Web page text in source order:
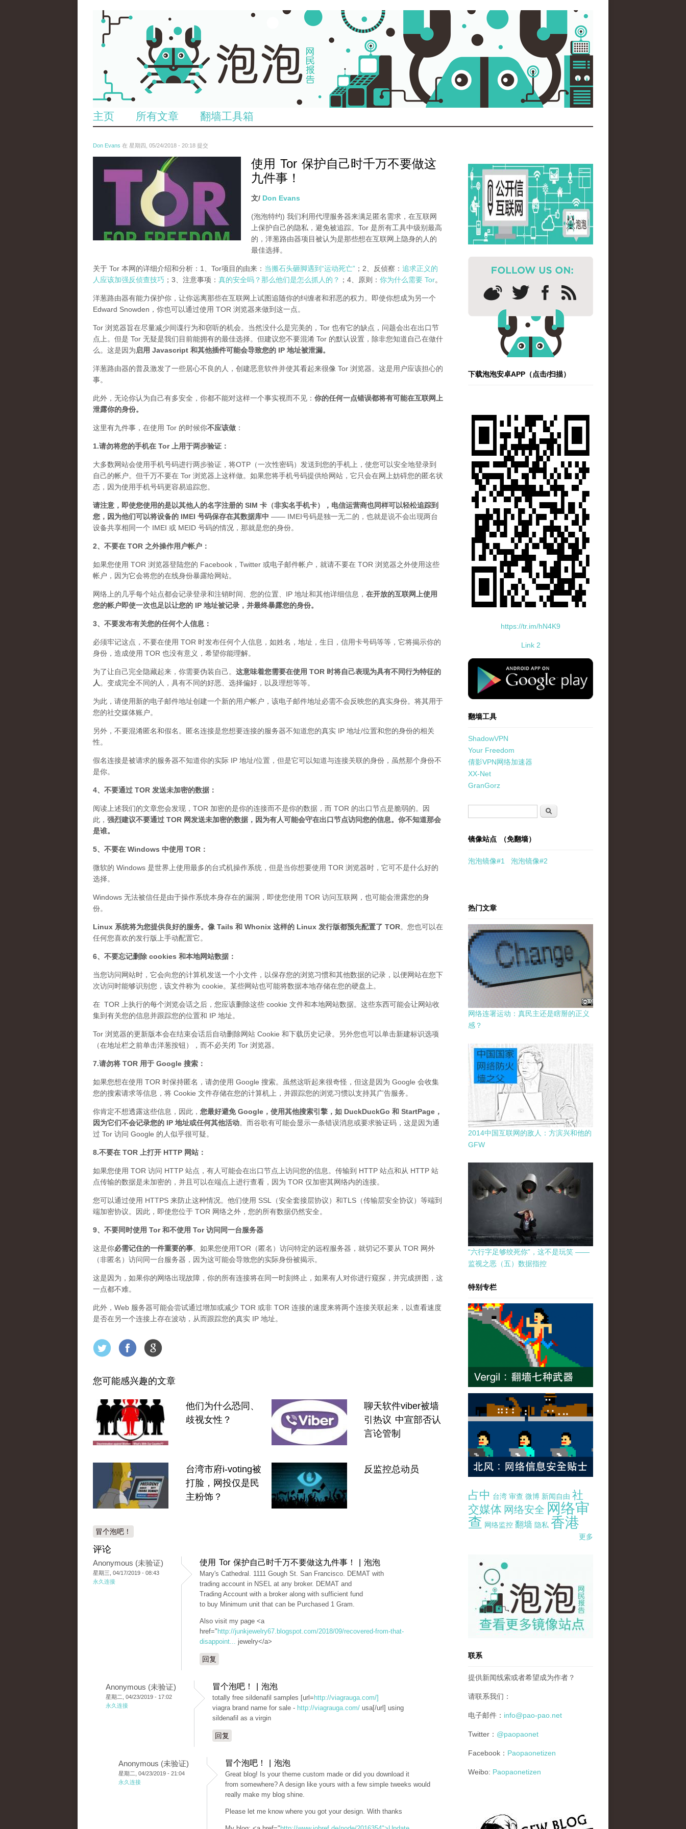
主页 所有文章 翻墙工具箱
Don Evans 在 星期四, 05/24/2018 - 20:18 提交
wechatimg1098.jpeg
使用 Tor 保护自己时千万不要做这
九件事！
文/ Don Evans
(泡泡特约) 我们利用代理服务器来满足匿名需求，在互联网
上保护自己的隐私，避免被追踪。Tor 是所有工具中级别最高
的，洋葱路由器项目被认为是那些想在互联网上隐身的人的
最佳选择。
关于 Tor 本网的详细介绍和分析：1、Tor项目的由来： 当搬石头砸脚遇到“运动死亡” ；2、反侦察： 追求正义的
人应该加强反侦查技巧 ；3、注意事项： 真的安全吗？那么他们是怎么抓人的？ ；4、原则： 你为什么需要 Tor。
洋葱路由器有能力保护你，让你远离那些在互联网上试图追随你的纠缠者和邪恶的权力。即使你想成为另一个
Edward Snowden，你也可以通过使用 TOR 浏览器来做到这一点。
Tor 浏览器旨在尽量减少间谍行为和窃听的机会。当然没什么是完美的，Tor 也有它的缺点，问题会出在出口节
点上。但是 Tor 无疑是我们目前能拥有的最佳选择。但建议您不要混淆 Tor 的默认设置，除非您知道自己在做什
么。这是因为启用 Javascript 和其他插件可能会导致您的 IP 地址被泄漏。
洋葱路由器的普及激发了一些居心不良的人，创建恶意软件并使其看起来很像 Tor 浏览器。这是用户应该担心的
事。
此外，无论你认为自己有多安全，你都不能对这样一个事实视而不见： 你的任何一点错误都将有可能在互联网上
泄露你的身份。
这里有九件事，在使用 Tor 的时候你不应该做 ：
1.请勿将您的手机在 Tor 上用于两步验证：
大多数网站会使用手机号码进行两步验证，将OTP（一次性密码）发送到您的手机上，使您可以安全地登录到
自己的帐户。但千万不要在 Tor 浏览器上这样做。如果您将手机号码提供给网站，它只会在网上妨碍您的匿名状
态，因为使用手机号码更容易追踪您。
请注意，即使您使用的是以其他人的名字注册的 SIM 卡（非实名手机卡），电信运营商也同样可以轻松追踪到
您，因为他们可以将设备的 IMEI 号码保存在其数据库中 —— IMEI号码是独一无二的，也就是说不会出现两台
设备共享相同一个 IMEI 或 MEID 号码的情况，那就是您的身份。
2、不要在 TOR 之外操作用户帐户：
如果您使用 TOR 浏览器登陆您的 Facebook，Twitter 或电子邮件帐户，就请不要在 TOR 浏览器之外使用这些
帐户，因为它会将您的在线身份暴露给网站。
网络上的几乎每个站点都会记录登录和注销时间、您的位置、IP 地址和其他详细信息， 在开放的互联网上使用
您的帐户即使一次也足以让您的 IP 地址被记录，并最终暴露您的身份。
3、不要发布有关您的任何个人信息：
必须牢记这点，不要在使用 TOR 时发布任何个人信息，如姓名，地址，生日，信用卡号码等等，它将揭示你的
身份，造成使用 TOR 也没有意义，希望你能理解。
为了让自己完全隐藏起来，你需要伪装自己。 这意味着您需要在使用 TOR 时将自己表现为具有不同行为特征的
人 。 变成完全不同的人，具有不同的好恶、选择偏好，以及理想等等。
为此，请使用新的电子邮件地址创建一个新的用户帐户，该电子邮件地址必需不会反映您的真实身份。将其用于
您的社交媒体账户。
另外，不要混淆匿名和假名。匿名连接是您想要连接的服务器不知道您的真实 IP 地址/位置和您的身份的相关
性。
假名连接是被请求的服务器不知道你的实际 IP 地址/位置，但是它可以知道与连接关联的身份，虽然那个身份不
是你。
4、不要通过 TOR 发送未加密的数据：
阅读上述我们的文章您会发现，TOR 加密的是你的连接而不是你的数据，而 TOR 的出口节点是脆弱的。因
此， 强烈建议不要通过 TOR 网发送未加密的数据，因为有人可能会守在出口节点访问您的信息。你不知道那会
是谁。
5、不要在 Windows 中使用 TOR：
微软的 Windows 是世界上使用最多的台式机操作系统，但是当你想要使用 TOR 浏览器时，它可不是什么好的
选择。
Windows 无法被信任是由于操作系统本身存在的漏洞，即使您使用 TOR 访问互联网，也可能会泄露您的身
份。
Linux 系统将为您提供良好的服务。像 Tails 和 Whonix 这样的 Linux 发行版都预先配置了 TOR。您也可以在
任何您喜欢的发行版上手动配置它。
6、不要忘记删除 cookies 和本地网站数据：
当您访问网站时，它会向您的计算机发送一个小文件，以保存您的浏览习惯和其他数据的记录，以便网站在您下
次访问时能够识别您，该文件称为 cookie。某些网站也可能将数据本地存储在您的硬盘上。
在 TOR 上执行的每个浏览会话之后，您应该删除这些 cookie 文件和本地网站数据。这些东西可能会让网站收
集到有关您的信息并跟踪您的位置和 IP 地址。
Tor 浏览器的更新版本会在结束会话后自动删除网站 Cookie 和下载历史记录。另外您也可以单击新建标识选项
（在地址栏之前单击洋葱按钮），而不必关闭 Tor 浏览器。
7.请勿将 TOR 用于 Google 搜索：
如果您想在使用 TOR 时保持匿名，请勿使用 Google 搜索。虽然这听起来很奇怪，但这是因为 Google 会收集
您的搜索请求等信息，将 Cookie 文件存储在您的计算机上，并跟踪您的浏览习惯以支持其广告服务。
你肯定不想透露这些信息，因此， 您最好避免 Google，使用其他搜索引擎，如 DuckDuckGo 和 StartPage，
因为它们不会记录您的 IP 地址或任何其他活动。而谷歌有可能会显示一条错误消息或要求验证码，这是因为通
过 Tor 访问 Google 的人似乎很可疑。
8.不要在 TOR 上打开 HTTP 网站：
如果您使用 TOR 访问 HTTP 站点，有人可能会在出口节点上访问您的信息。传输到 HTTP 站点和从 HTTP 站
点传输的数据是未加密的，并且可以在端点上进行查看，因为 TOR 仅加密其网络内的连接。
您可以通过使用 HTTPS 来防止这种情况。他们使用 SSL（安全套接层协议）和TLS（传输层安全协议）等端到
端加密协议。因此，即使您位于 TOR 网络之外，您的所有数据仍然安全。
9、不要同时使用 Tor 和不使用 Tor 访问同一台服务器
这是你必需记住的一件重要的事。如果您使用TOR（匿名）访问特定的远程服务器，就切记不要从 TOR 网外
（非匿名）访问同一台服务器，因为这可能会导致您的实际身份被揭示。
这是因为，如果你的网络出现故障，你的所有连接将在同一时刻终止，如果有人对你进行窥探，并完成拼图，这
一点都不难。
此外，Web 服务器可能会尝试通过增加或减少 TOR 或非 TOR 连接的速度来将两个连接关联起来，以查看速度
是否在另一个连接上存在波动，从而跟踪您的真实 IP 地址。
您可能感兴趣的文章
他们为什么恐同、
歧视女性？
聊天软件viber被墙
引热议 中宣部否认
言论管制
台湾市府i-voting被
打脸，网投仅是民
主粉饰？
反监控总动员
冒个泡吧！
评论
Anonymous (未验证)
星期三, 04/17/2019 - 08:43
永久连接
使用 Tor 保护自己时千万不要做这九件事！ | 泡泡
Mary's Cathedral. 1111 Gough St. San Francisco. DEMAT with
trading account in NSEL at any broker. DEMAT and
Trading Account with a broker along with sufficient fund
to buy Minimum unit that can be Purchased 1 Gram.
Also visit my page <a
href=" http://junkjewelry67.blogspot.com/2018/09/recovered-from-that-
disappoint... jewelry</a>
回复
Anonymous (未验证)
星期二, 04/23/2019 - 17:02
永久连接
冒个泡吧！ | 泡泡
totally free sildenafil samples [url= http://viagrauga.com/]
viagra brand name for sale - http://viagrauga.com/ usa[/url] using
sildenafil as a virgin
回复
Anonymous (未验证)
星期二, 04/23/2019 - 21:04
永久连接
冒个泡吧！ | 泡泡
Great blog! Is your theme custom made or did you download it
from somewhere? A design like yours with a few simple tweeks would
really make my blog shine.
Please let me know where you got your design. With thanks
下载泡泡安卓APP（点击/扫描）
https://tr.im/hN4K9
Link 2
standard-icon-googleplay-app-store.png
翻墙工具
ShadowVPN
Your Freedom
倩影VPN网络加速器
XX-Net
GranGorz
搜索
镜像站点 （免翻墙）
泡泡镜像#1 泡泡镜像#2
热门文章
网络连署运动：真民主还是瞎掰的正义
感？
2014中国互联网的敌人：方滨兴和他的
GFW
“六行字足够绞死你”，这不是玩笑 ——
监视之恶（五）数据指控
特别专栏
占中 台湾 审查 微博 新闻自由 社
交媒体 网络安全 网络审
查 网络监控 翻墙 隐私 香港
更多
pao-pao-banner-mirror-site-120814.jpg
联系
提供新闻线索或者希望成为作者？
请联系我们：
电子邮件： info@pao-pao.net
Twitter： @paopaonet
Facebook： Paopaonetizen
Weibo: Paopaonetizen
gfw_blog_small.jpg